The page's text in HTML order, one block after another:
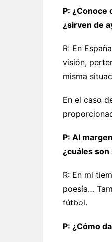
P: ¿Conoce
¿sirven de
R: En
visión,
misma
En el caso
P: Al
¿cuáles son
R: En mi
poesía…
fútbol.
P: ¿Cómo